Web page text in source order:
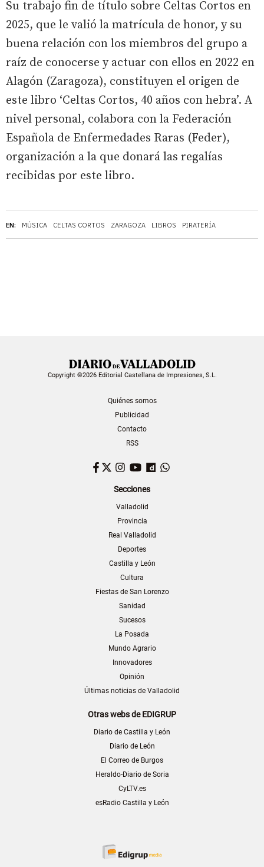
EN: MÚSICA CELTAS CORTOS ZARAGOZA LIBROS PIRATERÍA
Su trabajo fin de título sobre Celtas Cortos en
2025, que le valió la matrícula de honor, y su
buena relación con los miembros del grupo a
raíz de conocerse y actuar con ellos en 2022 en
Alagón (Zaragoza), constituyen el origen de
este libro ‘Celtas Cortos, 40 años con hebra’. A
nivel personal, colabora con la Federación
Española de Enfermedades Raras (Feder),
organización a la que donará las regalías
recibidas por este libro.
Copyright ©2026 Editorial Castellana de Impresiones, S.L.
Quiénes somos
Publicidad
Contacto
RSS
Facebook
TwitterInstagram
YouTubeDailymotion
Secciones
Valladolid
Provincia
Real Valladolid
Deportes
Castilla y León
Cultura
Fiestas de San Lorenzo
Sanidad
Sucesos
La Posada
Mundo Agrario
Innovadores
Opinión
Últimas noticias de Valladolid
Otras webs de EDIGRUP
Diario de Castilla y León
Diario de León
El Correo de Burgos
Heraldo-Diario de Soria
CyLTV.es
esRadio Castilla y León